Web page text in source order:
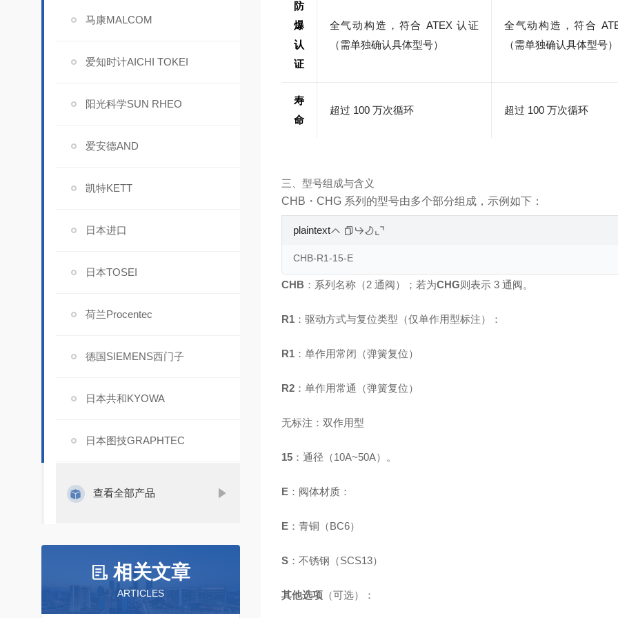
马康MALCOM
爱知时计AICHI TOKEI
阳光科学SUN RHEO
爱安德AND
凯特KETT
日本进口
日本TOSEI
荷兰Procentec
德国SIEMENS西门子
日本共和KYOWA
日本图技GRAPHTEC
查看全部产品
相关文章
ARTICLES
防
爆
认
证
全气动构造，符合 ATEX 认证
（需单独确认具体型号）
全气动构造，符合
（需单独确认具体型号）
寿
命
超过 100 万次循环 超过 100 万次循环
三、型号组成与含义
CHB・CHG 系列的型号由多个部分组成，示例如下：
plaintext
CHB-R1-15-E
CHB ：系列名称（2 通阀）；若为CHG则表示 3 通阀。
R1：驱动方式与复位类型（仅单作用型标注）：
R1：单作用常闭（弹簧复位）
R2：单作用常通（弹簧复位）
无标注：双作用型
15：通径（10A~50A）。
E：阀体材质：
E：青铜（BC6）
S：不锈钢（SCS13）
其他选项（可选）：